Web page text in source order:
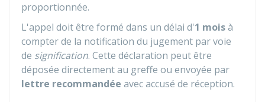
proportionnée.
L'appel doit être formé dans un délai d'1 moisà
compter de la notification du jugement par voie
de signification. Cette déclaration peut être
déposée directement au greffe ou envoyée par
lettre recommandée avec accusé de réception.